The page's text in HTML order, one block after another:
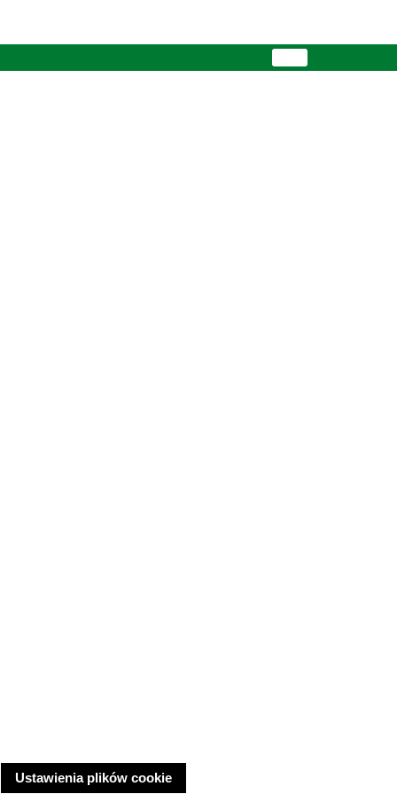
Ustawienia plików cookie